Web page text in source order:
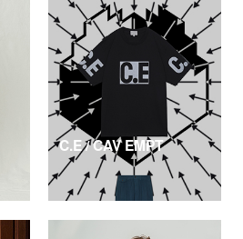
C.E / CAV EMPT